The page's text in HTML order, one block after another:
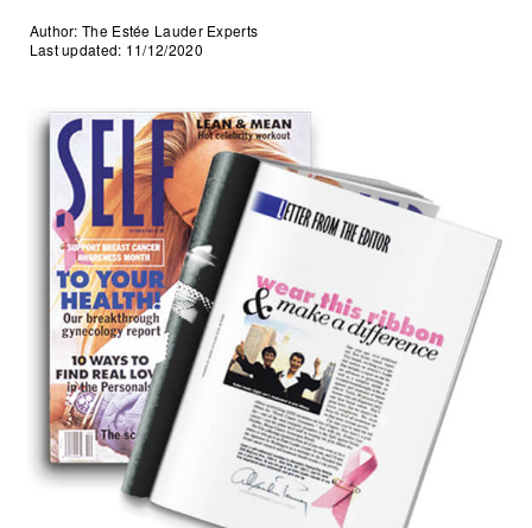
Author: The Estée Lauder Experts
Last updated: 11/12/2020